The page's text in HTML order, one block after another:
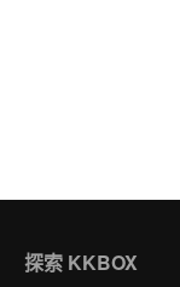
探索 KKBOX